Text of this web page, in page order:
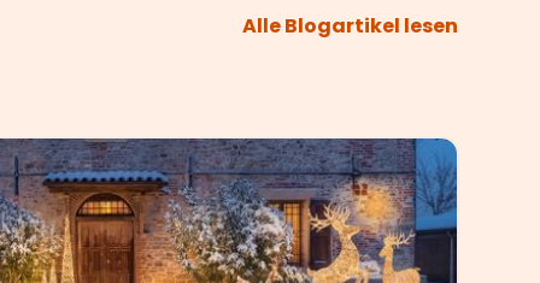
Alle Blogartikel lesen